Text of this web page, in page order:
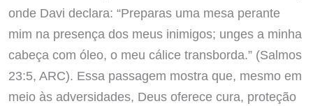
onde Davi declara: “Preparas uma mesa perante
mim na presença dos meus inimigos; unges a minha
cabeça com óleo, o meu cálice transborda.” (Salmos
23:5, ARC). Essa passagem mostra que, mesmo em
meio às adversidades, Deus oferece cura, proteção